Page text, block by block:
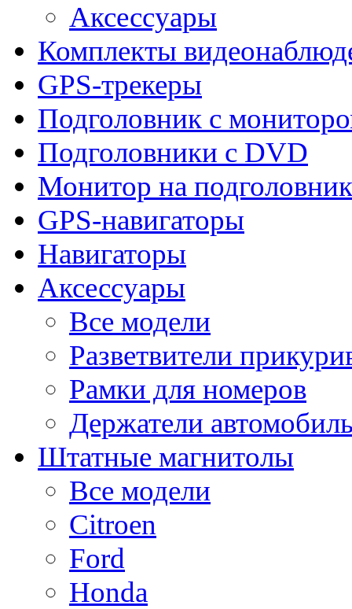
Аксессуары
Комплекты
GPS-трекеры
Подголовник с
Подголовники с DVD
Монитор на подголовник
GPS-навигаторы
Навигаторы
Аксессуары
Все модели
Разветвители
Рамки для номеров
Держатели
Штатные магнитолы
Все модели
Citroen
Ford
Honda